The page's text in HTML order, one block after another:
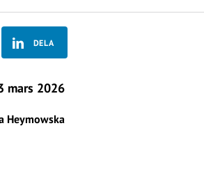
DELA
mars 2026
Heymowska